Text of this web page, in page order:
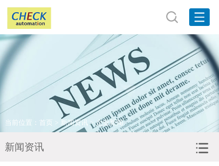
网站首页
产品展示
当前位置： 首页 > 新闻资讯 > 企业新闻
新闻资讯